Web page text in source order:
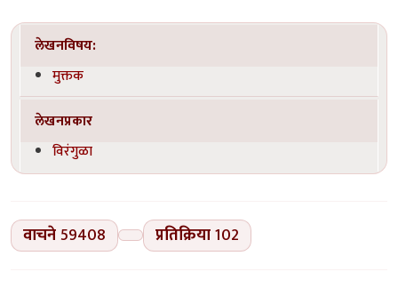
लेखनविषय:
मुक्तक
लेखनप्रकार
विरंगुळा
वाचने59408 प्रतिक्रिया102